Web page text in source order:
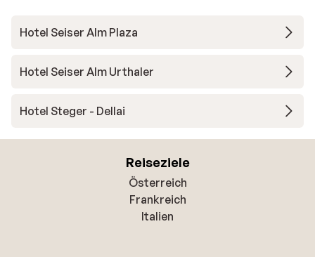
Hotel Seiser Alm Plaza
Hotel Seiser Alm Urthaler
Hotel Steger - Dellai
Reiseziele
Österreich
Frankreich
Italien